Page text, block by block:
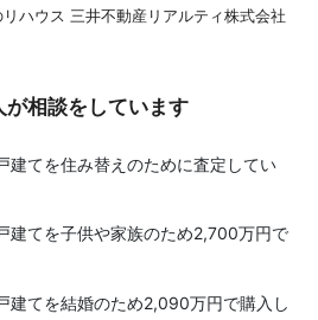
ハウス 三井不動産リアルティ株式会社
が相談をしています
建てを住み替えのために査定してい
建てを子供や家族のため2,700万円で
建てを結婚のため2,090万円で購入し